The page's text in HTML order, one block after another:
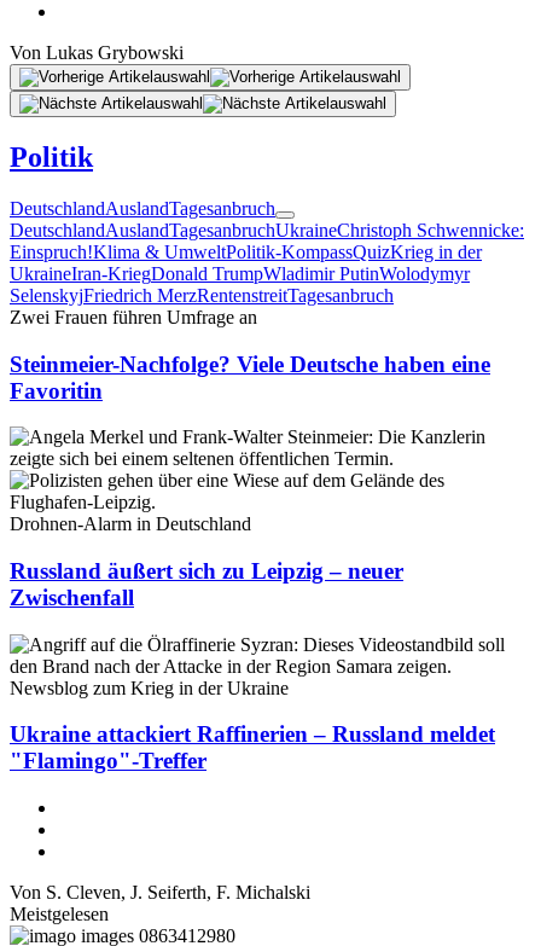
Von Lukas Grybowski
Politik
DeutschlandAuslandTagesanbruch
DeutschlandAuslandTagesanbruchUkraineChristoph Schwennicke:
Einspruch!Klima & UmweltPolitik-KompassQuizKrieg in der
UkraineIran-KriegDonald TrumpWladimir PutinWolodymyr
SelenskyjFriedrich MerzRentenstreitTagesanbruch
Zwei Frauen führen Umfrage an
Steinmeier-Nachfolge? Viele Deutsche haben eine
Favoritin
Drohnen-Alarm in Deutschland
Russland äußert sich zu Leipzig – neuer
Zwischenfall
Newsblog zum Krieg in der Ukraine
Ukraine attackiert Raffinerien – Russland meldet
"Flamingo"-Treffer
Von S. Cleven, J. Seiferth, F. Michalski
Meistgelesen